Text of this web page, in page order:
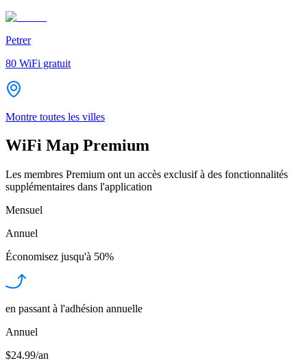
Petrer
80 WiFi gratuit
Montre toutes les villes
WiFi Map Premium
Les membres Premium ont un accès exclusif à des fonctionnalités
supplémentaires dans l'application
Mensuel
Annuel
Économisez jusqu'à 50%
en passant à l'adhésion annuelle
Annuel
$24.99/an